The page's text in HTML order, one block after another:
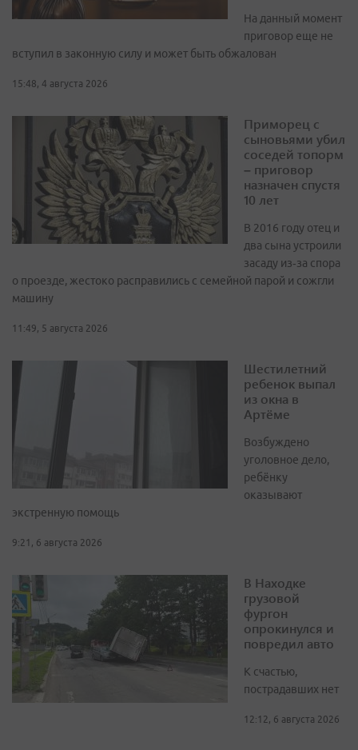
На данный момент
приговор еще не
вступил в законную силу и может быть обжалован
15:48, 4 августа 2026
Приморец с
сыновьями убил
соседей топорм
– приговор
назначен спустя
10 лет
В 2016 году отец и
два сына устроили
засаду из‑за спора
о проезде, жестоко расправились с семейной парой и сожгли
машину
11:49, 5 августа 2026
Шестилетний
ребенок выпал
из окна в
Артёме
Возбуждено
уголовное дело,
ребёнку
оказывают
экстренную помощь
9:21, 6 августа 2026
В Находке
грузовой
фургон
опрокинулся и
повредил авто
К счастью,
пострадавших нет
12:12, 6 августа 2026